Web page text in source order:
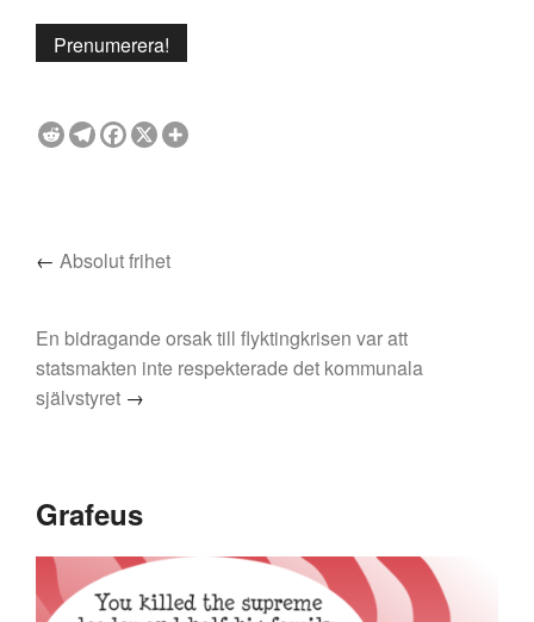
← Absolut frihet
En bidragande orsak till flyktingkrisen var att
statsmakten inte respekterade det kommunala
självstyret →
Grafeus